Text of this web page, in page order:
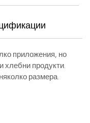
приложения, но
хлебни продукти.
размера.